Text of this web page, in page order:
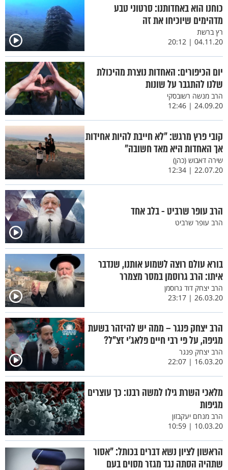
כוחנו הוא באחדותנו: סרטוני טבע
מדהימים שיוכיחו את זה
רץ ברשת
04.11.20 | 20:12
יום הכיפורים: האחדות נוצרת מהיכולת
שלנו להתגבר על שונות
הרב מנשה רשובסקי
24.09.20 | 12:46
קובי פרץ מרגש: ״לא חייבת להיות אחידות
אך האחדות היא מאד חשובה״
שירה דאבוש (כהן)
22.07.20 | 12:34
הרב עופר שרביט - בלב אחד
הרב עופר שרביט
בורא עולם רוצה לשמוע אותנו, שנדבר
איתו: הרב גרוסמן במסר מצמרר
הרב יצחק דוד גרוסמן
26.03.20 | 23:17
הרב יצחק פנגר – ממה יש להיזהר בשעת
מגיפה, על פי רבי חיים פלאג’י זצ"ל?
הרב יצחק פנגר
16.03.20 | 22:07
מלאכי השרת גילו למשה רבנו: כך עוצרים
מגיפות
הרב מנחם יעקבזון
10.03.20 | 10:59
הראשון לציון נשא דברים בכותל: "אסור
שתהיה הסתה נגד מגזר מסוים בעם